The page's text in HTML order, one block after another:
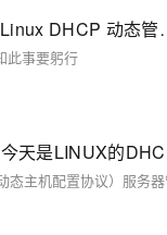
Linux巩固
此事要躬行
天是LINUX的